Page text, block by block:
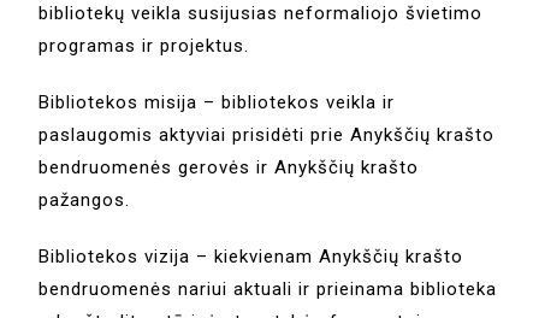
bibliotekų veikla susijusias neformaliojo švietimo
programas ir projektus.
Bibliotekos misija – bibliotekos veikla ir
paslaugomis aktyviai prisidėti prie Anykščių krašto
bendruomenės gerovės ir Anykščių krašto
pažangos.
Bibliotekos vizija – kiekvienam Anykščių krašto
bendruomenės nariui aktuali ir prieinama biblioteka